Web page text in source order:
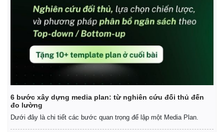
Thế giới
Quan sát
Cuộc sống đó đây
Multimedia
Video
Ảnh
Infographic
6 bước xây dựng media plan: từ nghiên cứu đối thủ đến
đo lường
Dưới đây là chi tiết các bước quan trọng để lập một Media Plan.